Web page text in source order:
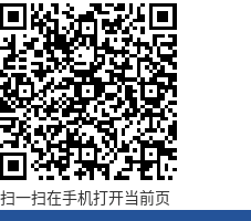
扫一扫在手机打开当前页